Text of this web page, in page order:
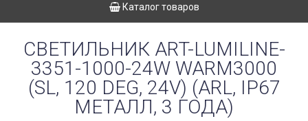
Каталог товаров
СВЕТИЛЬНИК ART-LUMILINE-
3351-1000-24W WARM3000
(SL, 120 DEG, 24V) (ARL, IP67
МЕТАЛЛ, 3 ГОДА)